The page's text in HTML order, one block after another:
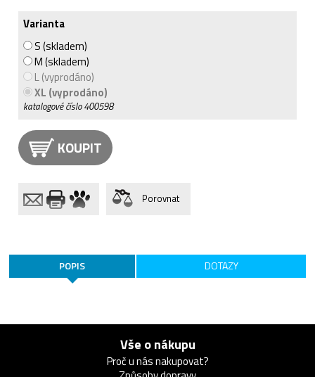
Varianta
S (skladem)
M (skladem)
L (vyprodáno)
XL (vyprodáno)
katalogové číslo400598
KOUPIT
Porovnat
POPIS DOTAZY
Vše o nákupu
Proč u nás nakupovat?